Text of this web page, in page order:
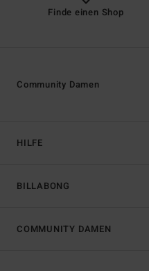
Finde einen Shop
HILFE
BILLABONG
Community Damen
COMMUNITY DAMEN